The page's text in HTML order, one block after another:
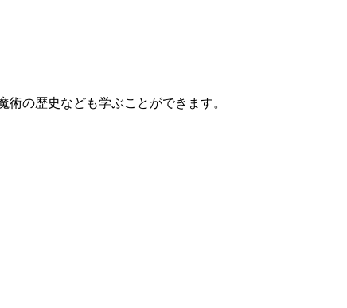
の歴史なども学ぶことができます。